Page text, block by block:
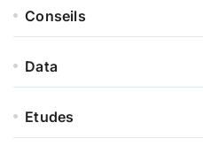
Conseils
Data
Etudes